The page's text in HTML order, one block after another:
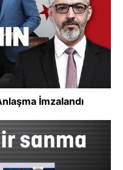
İmzalandı